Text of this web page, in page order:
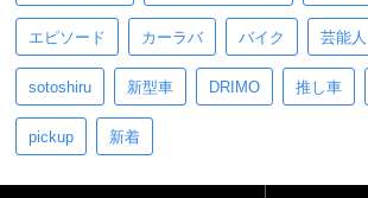
エピソード カーラバ バイク 芸能
sotoshiru 新型車 DRIMO 推し車
pickup 新着